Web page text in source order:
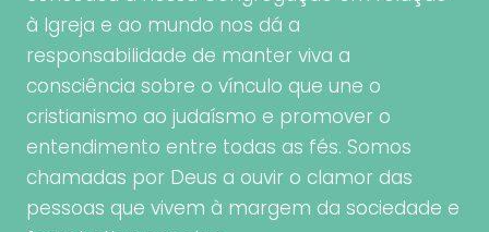
à Igreja e ao mundo nos dá a
responsabilidade de manter viva a
consciência sobre o vínculo que une o
cristianismo ao judaísmo e promover o
entendimento entre todas as fés. Somos
chamadas por Deus a ouvir o clamor das
pessoas que vivem à margem da sociedade e